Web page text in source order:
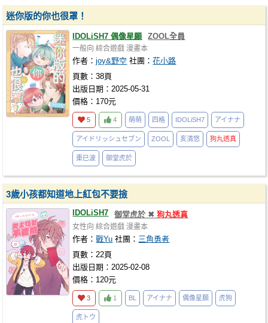
迷你版的你也很罩！
IDOLiSH7 偶像星願 ZOOL全員
一般向 綜合遊戲 漫畫本
作者：joy&野空 社團：花小路
頁數：38頁
出版日期：2025-05-31
價格：170元
5 4 萌萌 四格 IDOLiSH7 アイナナ
アイドリッシュセブン ZOOL 亥清悠 狗丸透真
棗巳波 御堂虎於
3歲小孩都知道地上紅包不要撿
IDOLiSH7 御堂虎於 ✖狗丸透真
女性向 綜合遊戲 漫畫本
作者：戰Yu 社團： 三角勇者
頁數：22頁
出版日期：2025-02-08
價格：120元
3 1 BL アイナナ 偶像星願 虎狗
虎トウ